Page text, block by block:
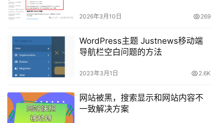
2026年3月10日 269
WordPress主题 Justnews移动端
导航栏空白问题的方法
2023年3月1日 2.6K
网站被黑，搜索显示和网站内容不
一致解决方案